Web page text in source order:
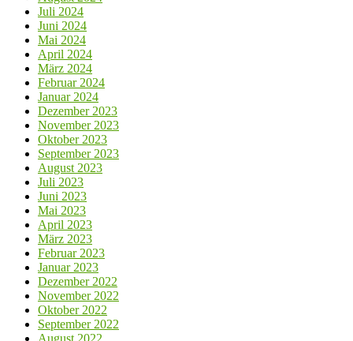
Juli 2024
Juni 2024
Mai 2024
April 2024
März 2024
Februar 2024
Januar 2024
Dezember 2023
November 2023
Oktober 2023
September 2023
August 2023
Juli 2023
Juni 2023
Mai 2023
April 2023
März 2023
Februar 2023
Januar 2023
Dezember 2022
November 2022
Oktober 2022
September 2022